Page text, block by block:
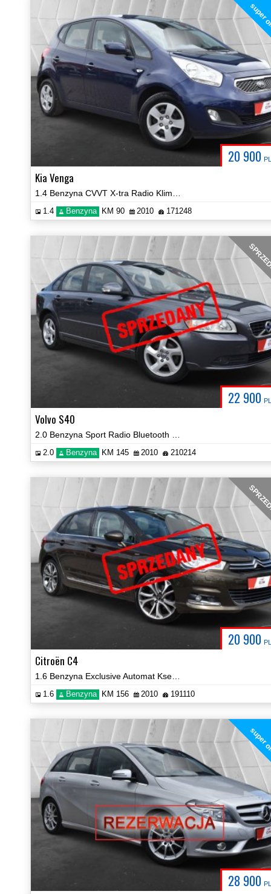
20 900
Kia Venga
1.4 Benzyna KM 90 2010 171248
22 900
Volvo S40
2.0 Benzyna KM 145 2010 210214
20 900
Citroën C4
1.6 Benzyna KM 156 2010 191110
28 900